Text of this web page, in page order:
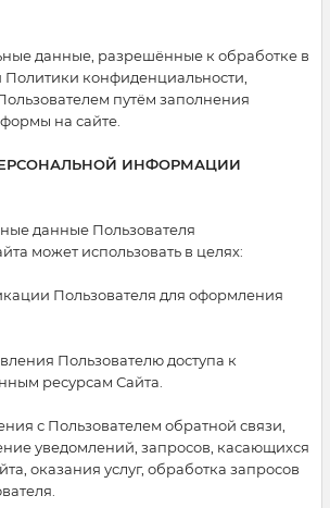
данные, разрешённые к обработке в
конфиденциальности,
путём заполнения
на сайте.
ИНФОРМАЦИИ
данные Пользователя
может использовать в целях:
Пользователя для оформления
Пользователю доступа к
ресурсам Сайта.
с Пользователем обратной связи,
уведомлений, запросов, касающихся
оказания услуг, обработка запросов